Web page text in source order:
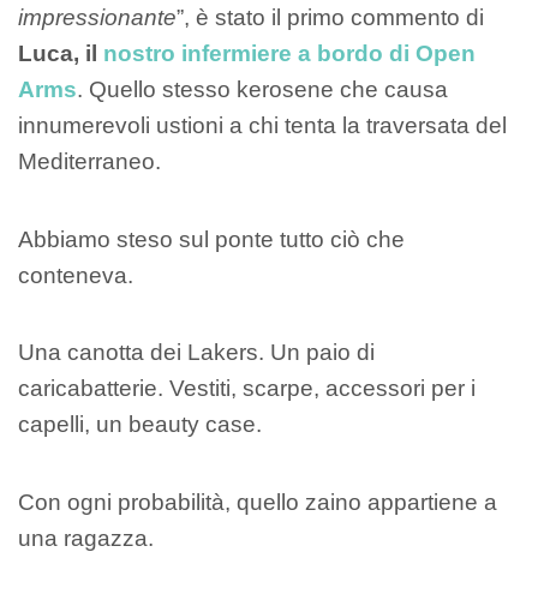
impressionante”, è stato il primo commento di
Luca, il nostro infermiere a bordo di Open
Arms. Quello stesso kerosene che causa
innumerevoli ustioni a chi tenta la traversata del
Mediterraneo.
Abbiamo steso sul ponte tutto ciò che
conteneva.
Una canotta dei Lakers. Un paio di
caricabatterie. Vestiti, scarpe, accessori per i
capelli, un beauty case.
Con ogni probabilità, quello zaino appartiene a
una ragazza.